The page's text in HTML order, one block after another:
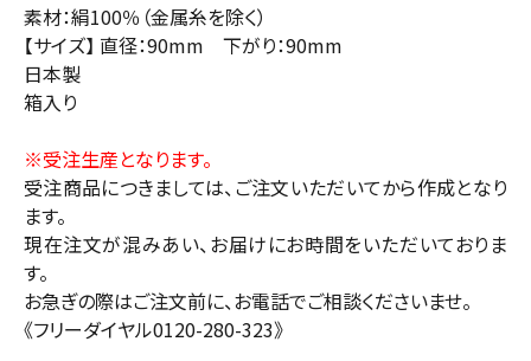
素材：絹100％（金属糸を除く）
【サイズ】 直径：90mm 下がり：90mm
日本製
箱入り
※受注生産となります。
受注商品につきましては、ご注文いただいてから作成となり
ます。
現在注文が混みあい、お届けにお時間をいただいておりま
す。
お急ぎの際はご注文前に、お電話でご相談くださいませ。
《フリーダイヤル0120-280-323》